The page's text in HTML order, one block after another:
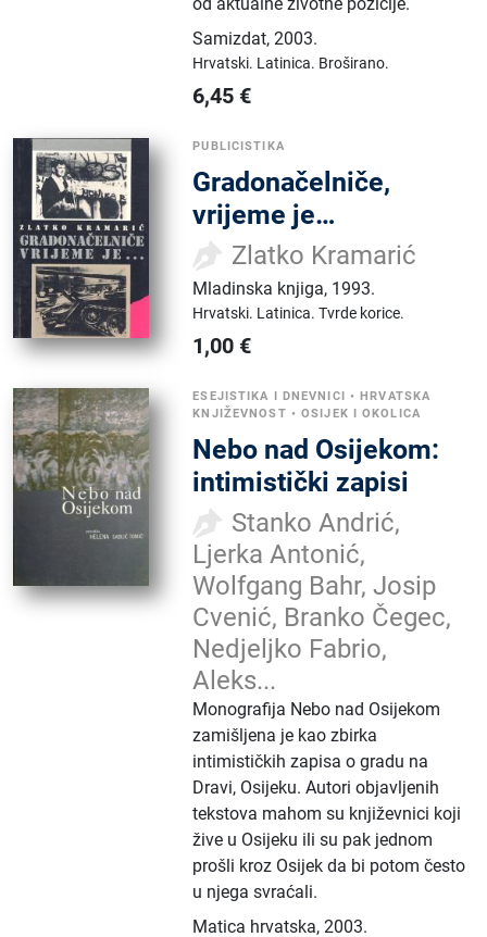
Samizdat,2003.
Hrvatski. Latinica. Broširano.
6,45 €
PUBLICISTIKA
Gradonačelniče,
vrijeme je…
Zlatko Kramarić
Mladinska knjiga, 1993.
Hrvatski. Latinica.Tvrde korice.
1,00 €
ESEJISTIKA I DNEVNICI •HRVATSKA
KNJIŽEVNOST •OSIJEK I OKOLICA
Nebo nad Osijekom:
intimistički zapisi
Stanko Andrić,
Ljerka Antonić,
Wolfgang Bahr, Josip
Cvenić, Branko Čegec,
Nedjeljko Fabrio,
Aleks...
Monografija Nebo nad Osijekom
zamišljena je kao zbirka
intimističkih zapisa o gradu na
Dravi, Osijeku. Autori objavljenih
tekstova mahom su književnici koji
žive u Osijeku ili su pak jednom
prošli kroz Osijek da bi potom često
u njega svraćali.
Matica hrvatska,2003.